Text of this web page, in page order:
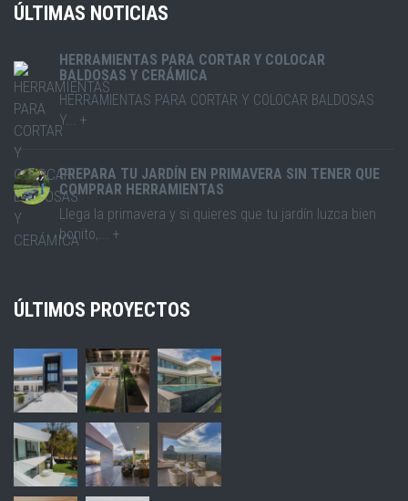
ÚLTIMAS NOTICIAS
HERRAMIENTAS PARA CORTAR Y COLOCAR
BALDOSAS Y CERÁMICA
HERRAMIENTAS PARA CORTAR Y COLOCAR BALDOSAS
Y... +
PREPARA TU JARDÍN EN PRIMAVERA SIN TENER QUE
COMPRAR HERRAMIENTAS
Llega la primavera y si quieres que tu jardín luzca bien
bonito,... +
ÚLTIMOS PROYECTOS